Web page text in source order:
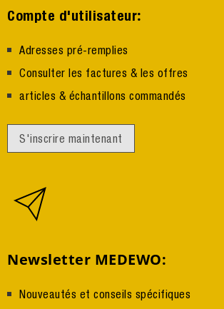
Compte d'utilisateur:
Adresses pré-remplies
Consulter les factures & les offres
articles & échantillons commandés
S'inscrire maintenant
Newsletter MEDEWO:
Nouveautés et conseils spécifiques